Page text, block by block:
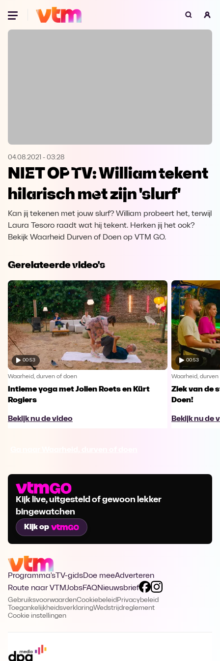
Oeps, browser niet ondersteund
Microsoft Edge Download
Opera Download
04.08.2021 - 03:28
NIET OP TV: William tekent
hilarisch met zijn 'slurf'
Kan jij tekenen met jouw slurf? William probeert het, terwijl
Laura Tesoro raadt wat hij tekent. Herken jij het ook?
Bekijk Waarheid Durven of Doen op VTM GO.
Gerelateerde video's
00:53
Waarheid, durven of doen
Intieme yoga met Jolien Roets en Kürt
Rogiers
Bekijk nu de video
00:53
Waarheid,
Ziek van de
Doen!
Bekijk nu de
Kijk live, uitgesteld of gewoon lekker
bingewatchen
Kijk op
Programma's TV-gidsDoe meeAdverteren
Route naar VTMJobsFAQNieuwsbrief
GebruiksvoorwaardenCookiebeleid Privacybeleid
ToegankelijkheidsverklaringWedstrijdreglement
Cookie instellingen